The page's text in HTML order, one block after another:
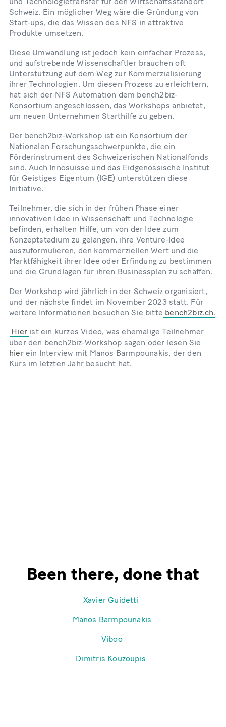
Schweiz. Ein möglicher Weg wäre die Gründung von
Start-ups, die das Wissen des NFS in attraktive
Produkte umsetzen.
Diese Umwandlung ist jedoch kein einfacher Prozess,
und aufstrebende Wissenschaftler brauchen oft
Unterstützung auf dem Weg zur Kommerzialisierung
ihrer Technologien. Um diesen Prozess zu erleichtern,
hat sich der NFS Automation dem bench2biz-
Konsortium angeschlossen, das Workshops anbietet,
um neuen Unternehmen Starthilfe zu geben.
Der bench2biz-Workshop ist ein Konsortium der
Nationalen Forschungsschwerpunkte, die ein
Förderinstrument des Schweizerischen Nationalfonds
sind. Auch Innosuisse und das Eidgenössische Institut
für Geistiges Eigentum (IGE) unterstützen diese
Initiative.
Teilnehmer, die sich in der frühen Phase einer
innovativen Idee in Wissenschaft und Technologie
befinden, erhalten Hilfe, um von der Idee zum
Konzeptstadium zu gelangen, ihre Venture-Idee
auszuformulieren, den kommerziellen Wert und die
Marktfähigkeit ihrer Idee oder Erfindung zu bestimmen
und die Grundlagen für ihren Businessplan zu schaffen.
Der Workshop wird jährlich in der Schweiz organisiert,
und der nächste findet im November 2023 statt. Für
weitere Informationen besuchen Sie bitte bench2biz.ch.
Hier ist ein kurzes Video, was ehemalige Teilnehmer
über den bench2biz-Workshop sagen oder lesen Sie
hier ein Interview mit Manos Barmpounakis, der den
Kurs im letzten Jahr besucht hat.
Been there, done that
Xavier Guidetti
Manos Barmpounakis
Viboo
Dimitris Kouzoupis